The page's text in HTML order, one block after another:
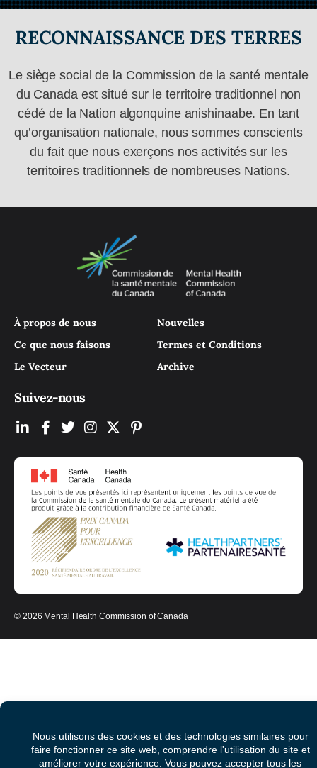
RECONNAISSANCE DES TERRES
Le siège social de la Commission de la santé mentale
du Canada est situé sur le territoire traditionnel non
cédé de la Nation algonquine anishinaabe. En tant
qu’organisation nationale, nous sommes conscients
du fait que nous exerçons nos activités sur les
territoires traditionnels de nombreuses Nations.
À propos de nous
Ce que nous faisons
Le Vecteur
Nouvelles
Termes et Conditions
Archive
Suivez-nous
© 2026 Mental Health Commission of Canada